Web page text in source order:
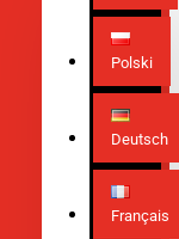
Polski
Deutsch
Français